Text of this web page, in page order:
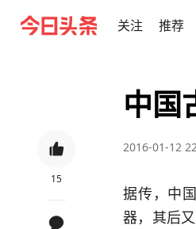
关注 推荐
15
中国
2016-01-12
据传，中
器，其后